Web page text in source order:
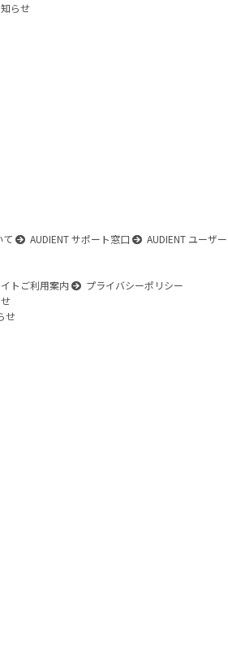
らせ
て AUDIENT サポート窓口
AUDIENT ユーザー
トご利用案内
プライバシーポリシー
せ